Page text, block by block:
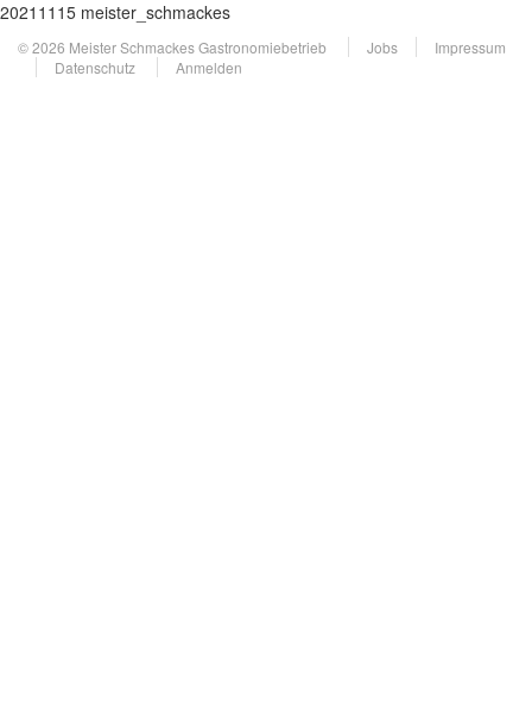
20211115 meister_schmackes
© 2026 Meister Schmackes Gastronomiebetrieb Jobs
Impressum
Datenschutz
Anmelden